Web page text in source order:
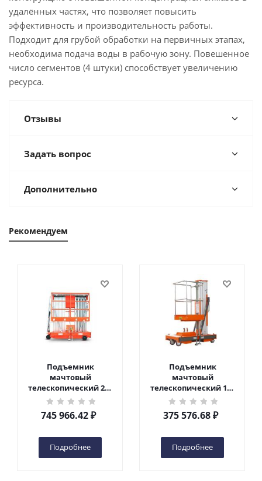
удалённых частях, что позволяет повысить
эффективность и производительность работы.
Подходит для грубой обработки на первичных этапах,
необходима подача воды в рабочую зону. Повешенное
число сегментов (4 штуки) способствует увеличению
ресурса.
Отзывы
Задать вопрос
Дополнительно
Рекомендуем
Подъемник
мачтовый
телескопический 200
кг 10 м TOR GTWY10-
200S DC 2-мачтовый
(автономный) (N) в
745 966.42₽
Подробнее
Подъемник
мачтовый
телескопический 125
кг 6 м TOR GTWY6-100
DC 1-мачтовый
(автономный) (G) в
375 576.68₽
Подробнее